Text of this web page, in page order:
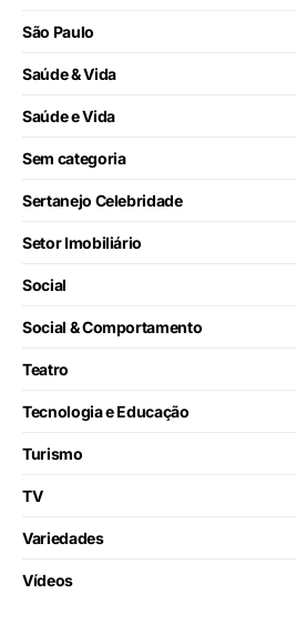
São Paulo
Saúde & Vida
Saúde e Vida
Sem categoria
Sertanejo Celebridade
Setor Imobiliário
Social
Social & Comportamento
Teatro
Tecnologia e Educação
Turismo
TV
Variedades
Vídeos